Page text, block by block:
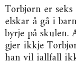
Torbjørn er
elskar å gå i
byrje på skulen.
gjer ikkje
han vil iallfall